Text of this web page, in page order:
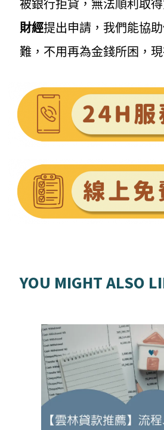
被銀行拒貸，無法順利取
財經提出申請，我們能協
難，不用再為金錢所困，
YOU MIGHT ALSO